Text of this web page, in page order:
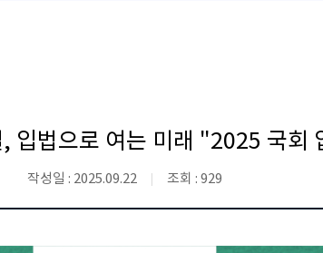
입법으로 여는 미래 "2025 국회
작성일 : 2025.09.22 조회 : 929